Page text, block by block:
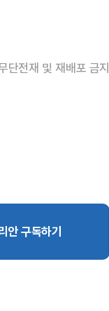
단전재 및 재배포 금지
안 구독하기